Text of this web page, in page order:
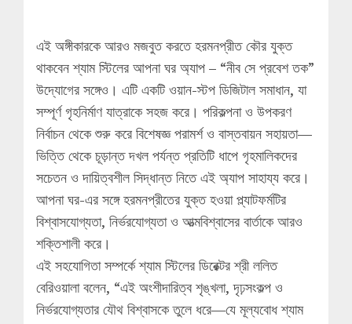
এই অঙ্গীকারকে আরও মজবুত করতে হরমনপ্রীত কৌর যুক্ত
থাকবেন শ্যাম স্টিলের আপনা ঘর অ্যাপ – “নীব সে প্রবেশ তক”
উদ্যোগের সঙ্গেও। এটি একটি ওয়ান-স্টপ ডিজিটাল সমাধান, যা
সম্পূর্ণ গৃহনির্মাণ যাত্রাকে সহজ করে। পরিকল্পনা ও উপকরণ
নির্বাচন থেকে শুরু করে বিশেষজ্ঞ পরামর্শ ও বাস্তবায়ন সহায়তা—
ভিত্তি থেকে চূড়ান্ত দখল পর্যন্ত প্রতিটি ধাপে গৃহমালিকদের
সচেতন ও দায়িত্বশীল সিদ্ধান্ত নিতে এই অ্যাপ সাহায্য করে।
আপনা ঘর-এর সঙ্গে হরমনপ্রীতের যুক্ত হওয়া প্ল্যাটফর্মটির
বিশ্বাসযোগ্যতা, নির্ভরযোগ্যতা ও আত্মবিশ্বাসের বার্তাকে আরও
শক্তিশালী করে।
এই সহযোগিতা সম্পর্কে শ্যাম স্টিলের ডিরেক্টর শ্রী ললিত
বেরিওয়ালা বলেন, “এই অংশীদারিত্ব শৃঙ্খলা, দৃঢ়সংকল্প ও
নির্ভরযোগ্যতার যৌথ বিশ্বাসকে তুলে ধরে—যে মূল্যবোধ শ্যাম